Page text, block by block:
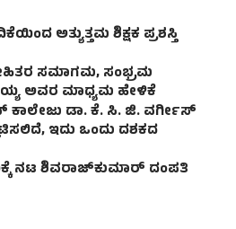
ಅತ್ಯುತ್ತಮ ಶಿಕ್ಷಕ ಪ್ರಶಸ್ತಿ
ಸಮಾಗಮ, ಸಂಭ್ರಮ
ಅವರ ಮಾಧ್ಯಮ ಹೇಳಿಕೆ
ಕಾಲೇಜು ಡಾ. ಕೆ. ಸಿ. ಜಿ. ವರ್ಗೀಸ್
ಇದು ಒಂದು ದಶಕದ
ನಟ ಶಿವರಾಜ್‌ಕುಮಾರ್ ದಂಪತಿ